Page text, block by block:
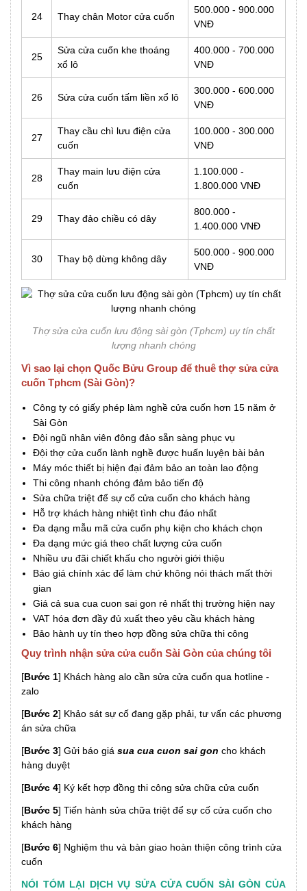
24 Thay chân Motor cửa cuốn
500.000 - 900.000
VNĐ
25
Sửa cửa cuốn khe thoáng
xổ lô
400.000 - 700.000
VNĐ
26 Sửa cửa cuốn tấm liền xổ lô
300.000 - 600.000
VNĐ
27
Thay cầu chì lưu điện cửa
cuốn
100.000 - 300.000
VNĐ
28
Thay main lưu điện cửa
cuốn
1.100.000 -
1.800.000 VNĐ
29 Thay đảo chiều có dây
800.000 -
1.400.000 VNĐ
30 Thay bộ dừng không dây
500.000 - 900.000
VNĐ
Thợ sửa cửa cuốn lưu động sài gòn (Tphcm) uy tín chất
lượng nhanh chóng
Vì sao lại chọn Quốc Bửu Group để thuê thợ sửa cửa
cuốn Tphcm (Sài Gòn)?
Công ty có giấy phép làm nghề cửa cuốn hơn 15 năm ở
Sài Gòn
Đội ngũ nhân viên đông đảo sẵn sàng phục vụ
Đội thợ cửa cuốn lành nghề được huấn luyện bài bản
Máy móc thiết bị hiện đại đảm bảo an toàn lao động
Thi công nhanh chóng đảm bảo tiến độ
Sửa chữa triệt để sự cố cửa cuốn cho khách hàng
Hỗ trợ khách hàng nhiệt tình chu đáo nhất
Đa dạng mẫu mã cửa cuốn phụ kiện cho khách chọn
Đa dạng mức giá theo chất lượng cửa cuốn
Nhiều ưu đãi chiết khấu cho người giới thiệu
Báo giá chính xác để làm chứ không nói thách mất thời
gian
Giá cả sua cua cuon sai gon rẻ nhất thị trường hiện nay
VAT hóa đơn đầy đủ xuất theo yêu cầu khách hàng
Bảo hành uy tín theo hợp đồng sửa chữa thi công
Quy trình nhận sửa cửa cuốn Sài Gòn của chúng tôi
[Bước 1] Khách hàng alo cần sửa cửa cuốn qua hotline -
zalo
[Bước 2] Khảo sát sự cố đang gặp phải, tư vấn các phương
án sửa chữa
[Bước 3] Gửi báo giá sua cua cuon sai gon cho khách
hàng duyệt
[Bước 4] Ký kết hợp đồng thi công sửa chữa cửa cuốn
[Bước 5] Tiến hành sửa chữa triệt để sự cố cửa cuốn cho
khách hàng
[Bước 6] Nghiệm thu và bàn giao hoàn thiện công trình cửa
cuốn
NÓI TÓM LẠI DỊCH VỤ SỬA CỬA CUỐN SÀI GÒN CỦA